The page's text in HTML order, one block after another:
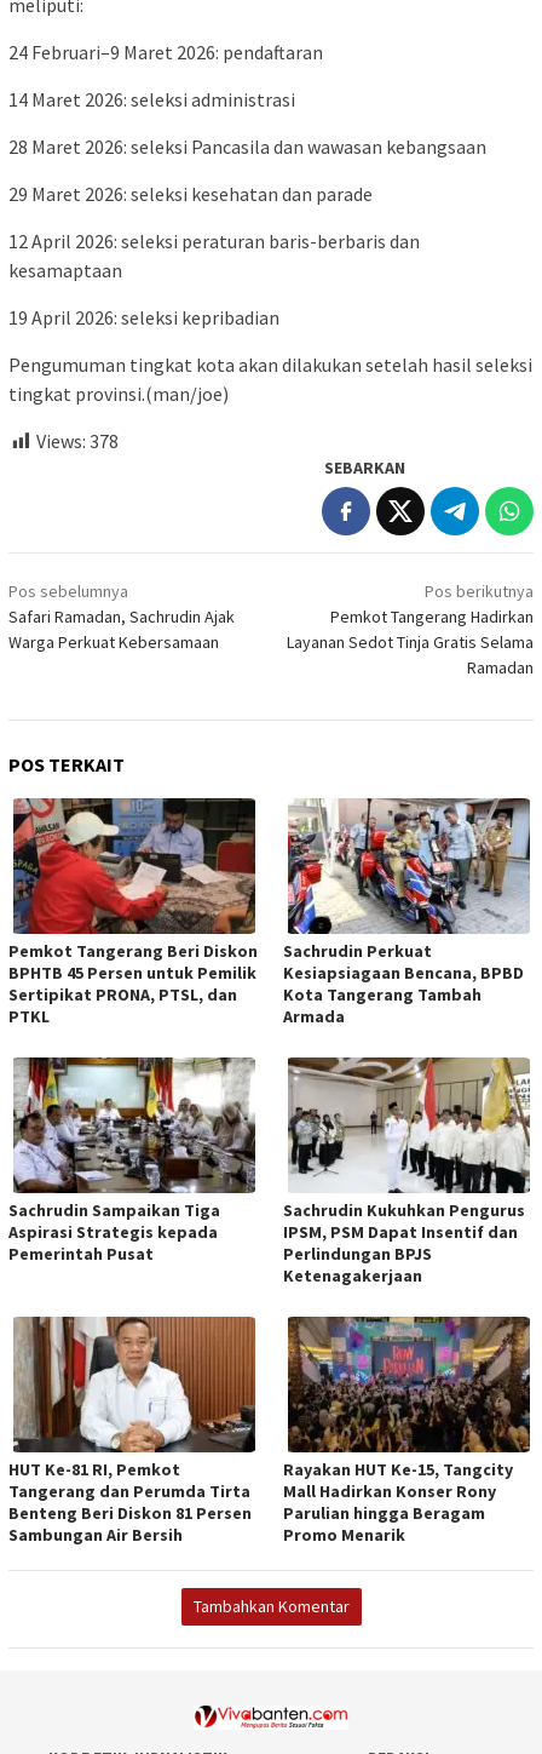
24 Februari–9 Maret 2026: pendaftaran
14 Maret 2026: seleksi administrasi
28 Maret 2026: seleksi Pancasila dan wawasan kebangsaan
29 Maret 2026: seleksi kesehatan dan parade
12 April 2026: seleksi peraturan baris-berbaris dan
kesamaptaan
19 April 2026: seleksi kepribadian
Pengumuman tingkat kota akan dilakukan setelah hasil seleksi
tingkat provinsi.(man/joe)
Views: 378
SEBARKAN
Navigasi
pos
Pos sebelumnya
Safari Ramadan, Sachrudin Ajak
Warga Perkuat Kebersamaan
Pos berikutnya
Pemkot Tangerang Hadirkan
Layanan Sedot Tinja Gratis Selama
Ramadan
POS TERKAIT
Pemkot Tangerang Beri Diskon
BPHTB 45 Persen untuk Pemilik
Sertipikat PRONA, PTSL, dan
PTKL
Sachrudin Perkuat
Kesiapsiagaan Bencana, BPBD
Kota Tangerang Tambah
Armada
Sachrudin Sampaikan Tiga
Aspirasi Strategis kepada
Pemerintah Pusat
Sachrudin Kukuhkan Pengurus
IPSM, PSM Dapat Insentif dan
Perlindungan BPJS
Ketenagakerjaan
HUT Ke-81 RI, Pemkot
Tangerang dan Perumda Tirta
Benteng Beri Diskon 81 Persen
Sambungan Air Bersih
Rayakan HUT Ke-15, Tangcity
Mall Hadirkan Konser Rony
Parulian hingga Beragam
Promo Menarik
Tambahkan Komentar